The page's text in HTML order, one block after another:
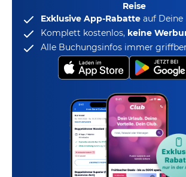
Reise
Exklusive App-Rabatte auf
Komplett kostenlos, keine
Alle Buchungsinfos immer